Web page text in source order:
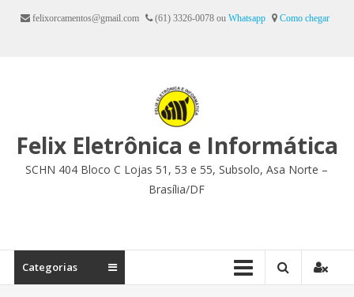
para
felixorcamentos@gmail.com (61) 3326-0078 ou Whatsapp Como chegar
Felix Eletrônica e Informática
SCHN 404 Bloco C Lojas 51, 53 e 55, Subsolo, Asa Norte –
Brasília/DF
Categorias